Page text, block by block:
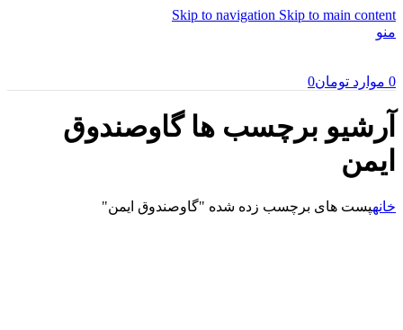
Skip to navigation Skip to main content
منو
0 موارد تومان0
آرشیو برچسب ها گاوصندوق
ایمن
خانهپست های برچسب زده شده "گاوصندوق ایمن"